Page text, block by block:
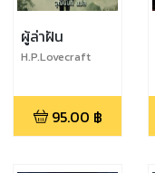
ผู้ล่าฝัน
H.P.Lovecraft
95.00 ฿